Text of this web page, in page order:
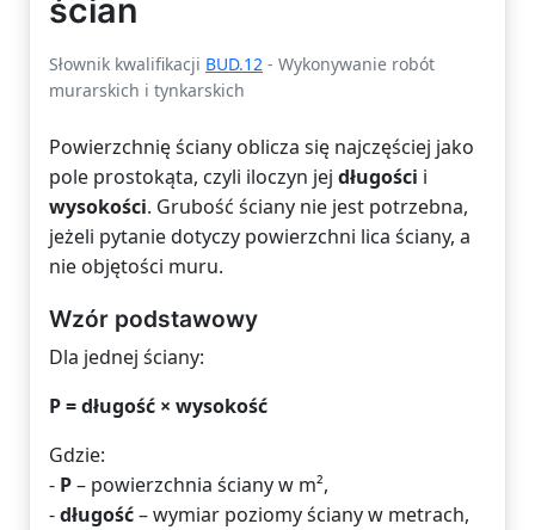
ścian
Słownik kwalifikacji BUD.12 - Wykonywanie robót
murarskich i tynkarskich
Powierzchnię ściany oblicza się najczęściej jako
pole prostokąta, czyli iloczyn jej długości i
wysokości. Grubość ściany nie jest potrzebna,
jeżeli pytanie dotyczy powierzchni lica ściany, a
nie objętości muru.
Wzór podstawowy
Dla jednej ściany:
P = długość × wysokość
Gdzie:
- P– powierzchnia ściany w m²,
-długość– wymiar poziomy ściany w metrach,